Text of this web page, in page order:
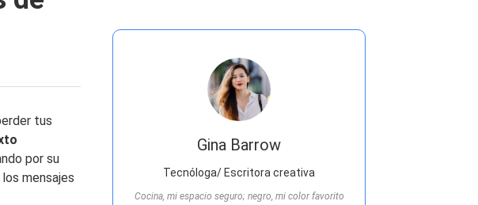
tus
por su
mensajes
Gina Barrow
Tecnóloga/ Escritora creativa
Cocina, mi espacio seguro; negro, mi color favorito